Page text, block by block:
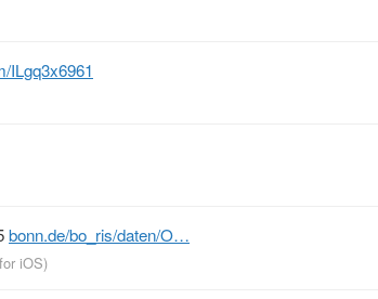
ILgq3x6961
bonn.de/bo_ris/daten/O…
iΟS)